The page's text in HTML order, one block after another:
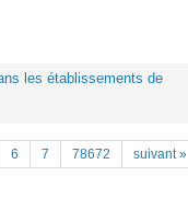
les établissements de
6 7 78672 suivant »